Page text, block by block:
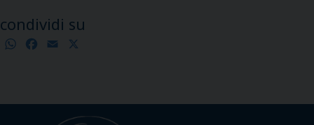
condividi su
WhatsApp
Facebook
Email